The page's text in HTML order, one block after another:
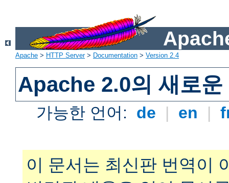
Apache > HTTP Server> Documentation > Version 2.4
Apache 2.0의 새로운
가능한 언어: de | en |
이 문서는 최신판 번역이